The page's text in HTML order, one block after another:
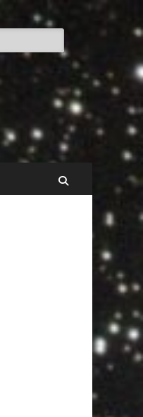
Recherche